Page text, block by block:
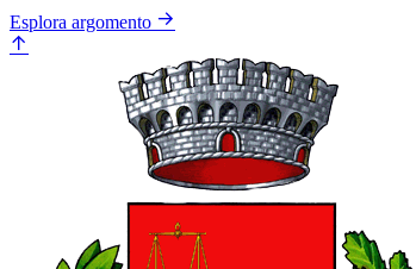
Esplora argomento